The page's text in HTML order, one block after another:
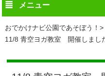
メニュー
おでかけナビ公園であそぼう！
11/8 青空ヨガ教室 開催しまし